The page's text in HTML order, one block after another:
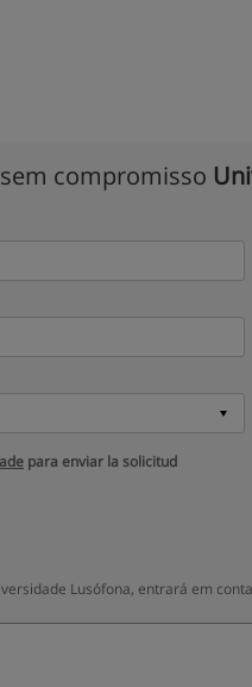
compromisso
para enviar la solicitud
Lusófona, entrará em